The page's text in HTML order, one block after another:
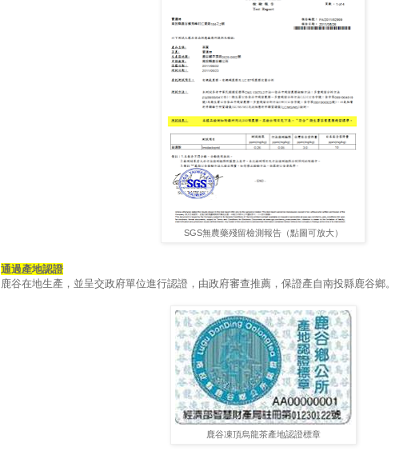
SGS無農藥殘留檢測報告（點圖可放大）
通過產地認證
鹿谷在地生產，並呈交政府單位進行認證，由政府審查推薦，保證產自南投縣鹿谷鄉。
鹿谷凍頂烏龍茶產地認證標章